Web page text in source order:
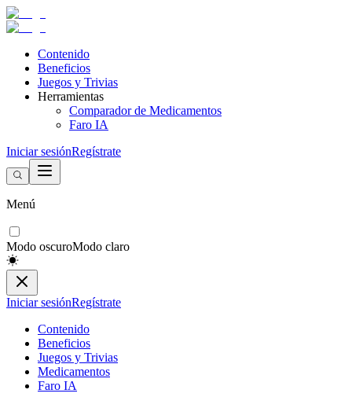
Contenido
Beneficios
Juegos y Trivias
Herramientas
Comparador de Medicamentos
Faro IA
Iniciar sesiónRegístrate
Menú
Modo oscuroModo claro
Iniciar sesiónRegístrate
Contenido
Beneficios
Juegos y Trivias
Medicamentos
Faro IA